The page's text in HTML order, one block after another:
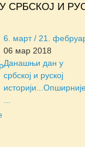
И
6. март / 21.
06 мар 2018
Данашњи дан у
србској и руској
историји...